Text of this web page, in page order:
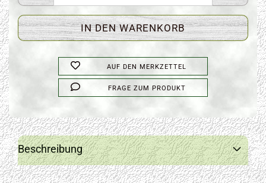
AUF DEN MERKZETTEL
FRAGE ZUM PRODUKT
Beschreibung